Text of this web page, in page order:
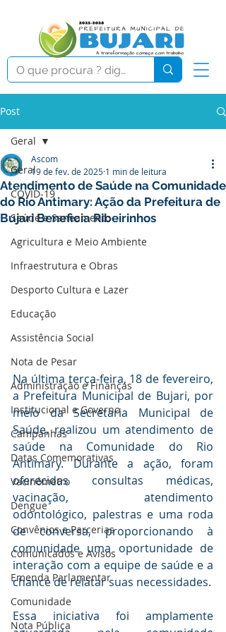
Post
Geral
COVID-19
Saúde e Saneamento
Agricultura e Meio Ambiente
Infraestrutura e Obras
Desporto Cultura e Lazer
Educação
Assistência Social
Nota de Pesar
Administração e Finanças
Institucional e Governo
Campanhas
Datas Comemorativas
Vacinômetro
Dengue
Convênios e Parcerias
Comunicados e Avisos
Emenda Parlamentar
Comunidade
Nota Pública
Geral
Atendimento de Saúde na Comunidade
do Rio Antimary: Ação da Prefeitura de
Bujari Beneficia Ribeirinhos
Ascom
19 de fev. de 2025 1 min de leitura
Na última terça-feira, 18 de fevereiro,
a Prefeitura Municipal de Bujari, por
meio da Secretaria Municipal de
Saúde, realizou um atendimento de
saúde na Comunidade do Rio
Antimary. Durante a ação, foram
oferecidas consultas médicas,
vacinação, atendimento
odontológico, palestras e uma roda
de conversa, proporcionando à
comunidade uma oportunidade de
interação com a equipe de saúde e a
chance de relatar suas necessidades.
Essa iniciativa foi amplamente